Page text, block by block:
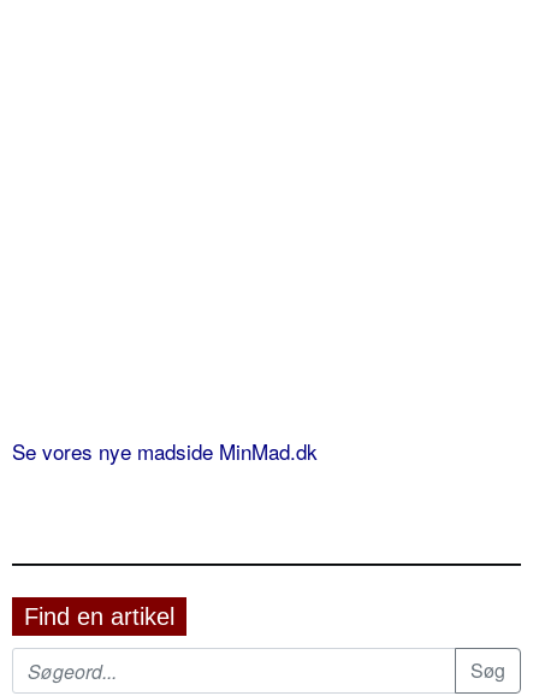
Se vores nye madside MinMad.dk
Find en artikel